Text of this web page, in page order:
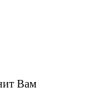
Вам